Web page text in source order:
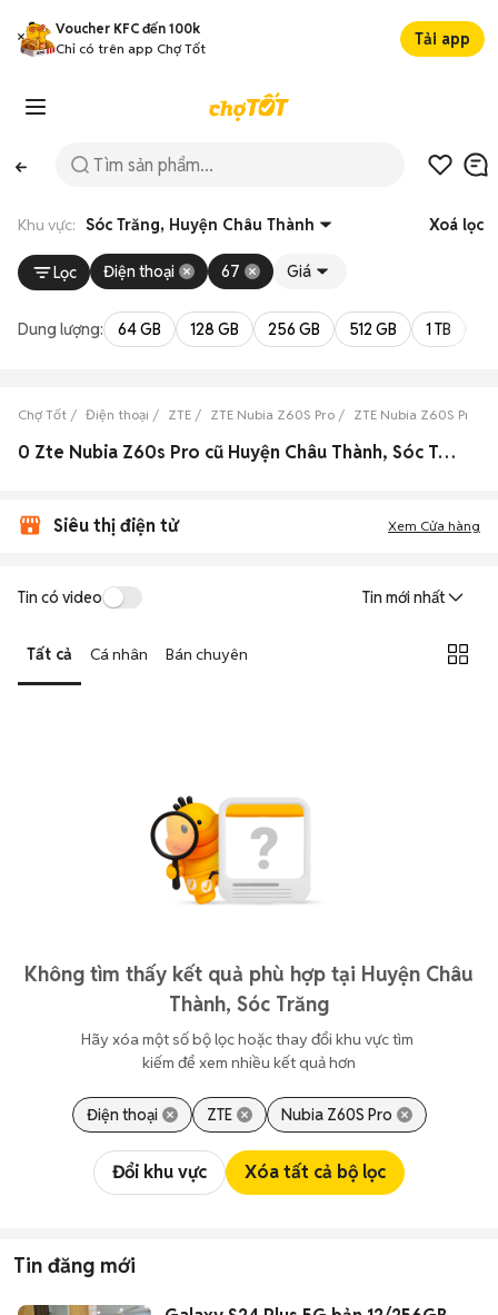
Voucher KFC đến 100k
Chỉ có trên app Chợ Tốt
Tải app
Khu vực: Sóc Trăng, Huyện Châu Thành Xoá lọc
Lọc Điện thoại 67 Giá
Dung lượng: 64 GB 128 GB 256 GB 512 GB 1 TB
Chợ Tốt Điện thoại ZTE ZTE Nubia Z60S Pro ZTE Nubia Z60S Pro
0 Zte Nubia Z60s Pro cũ Huyện Châu Thành, Sóc Trăng đẹp
Siêu thị điện tử Xem Cửa hàng
Tin có video Tin mới nhất
Tất cả Cá nhân Bán chuyên
Không tìm thấy kết quả phù hợp tại Huyện Châu
Thành, Sóc Trăng
Hãy xóa một số bộ lọc hoặc thay đổi khu vực tìm
kiếm để xem nhiều kết quả hơn
Điện thoại ZTE Nubia Z60S Pro
Đổi khu vực Xóa tất cả bộ lọc
Tin đăng mới